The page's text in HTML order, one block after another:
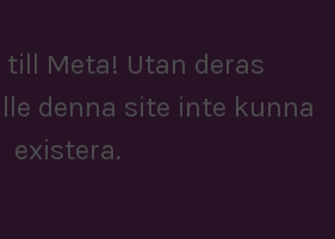
Meta! Utan deras
denna site inte kunna
existera.